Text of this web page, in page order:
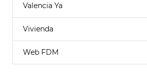
Valencia Ya
Vivienda
Web FDM